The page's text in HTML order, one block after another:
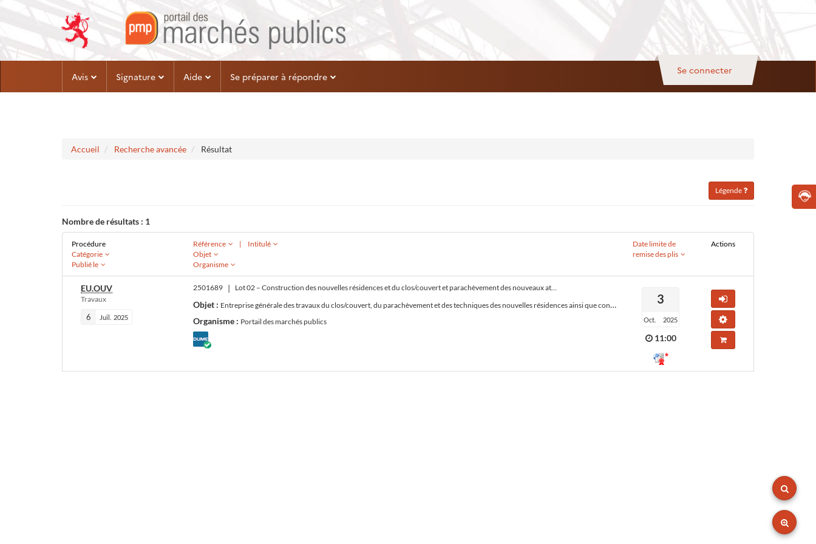
Se connecter
Avis Signature Aide Se préparer à répondre
Accueil Recherche avancée Résultat
Légende
Nombre de résultats : 1
Procédure
Catégorie
Publié le
Référence |
Intitulé
Objet
Organisme
Date limite de
remise des plis
Actions
EU.OUV
Travaux
6 Juil. 2025
2501689 | Lot 02 – Construction des nouvelles résidences et du clos/couvert et parachèvement des nouveaux ateliers à Colpach-Bas pour le compte
Objet : Entreprise générale des travaux du clos/couvert, du parachèvement et des techniques des nouvelles résidences ainsi que construction du clos/couvert et parachèvement des nouveaux ateliers dans le cadre du projet du centre d'insertion socio professionnelle (CISP) à Colpach-Bas.
Organisme : Portail des marchés publics
défini
l'acheteur
3
Oct. 2025
11:00
Accéder au marché
Tester la configuration de mon
Ajouter au panier